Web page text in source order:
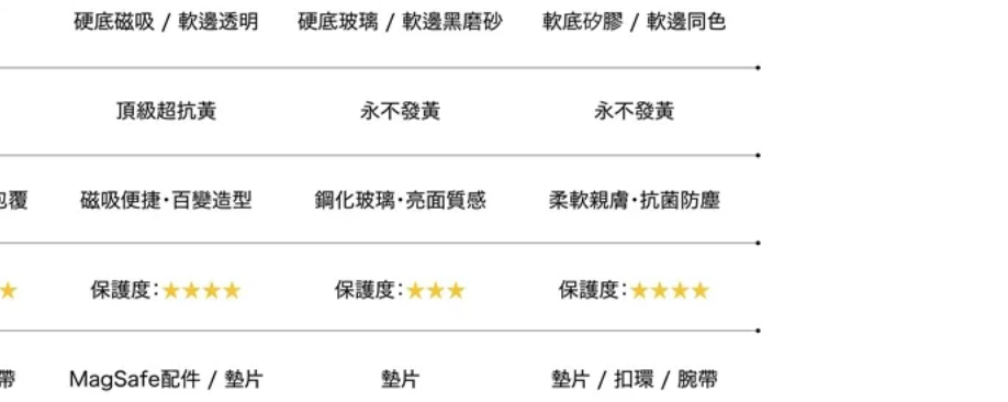
+
大眼睛透氣網眼透視手
NT$ 219
NT$ 249
+
加入購物車